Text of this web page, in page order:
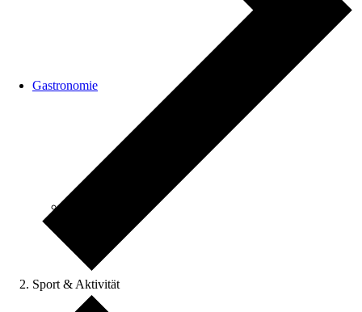
Gastronomie
Sport & Aktivität